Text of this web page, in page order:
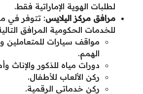
لطلبات الهوية الإماراتية فقط.
مرافق مركز اليلايس: تتوفر في
للخدمات الحكومية المرافق
مواقف سيارات للمتعاملين
الهمم.
دورات مياه للذكور والإناث
ركن الألعاب للأطفال.
ركن خدماتي الرقمية.